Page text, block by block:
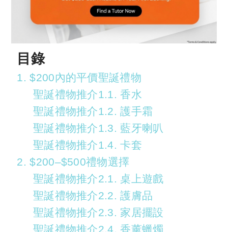
目錄
1. $200內的平價聖誕禮物
聖誕禮物推介1.1. 香水
聖誕禮物推介1.2. 護手霜
聖誕禮物推介1.3. 藍牙喇叭
聖誕禮物推介1.4. 卡套
2. $200–$500禮物選擇
聖誕禮物推介2.1. 桌上遊戲
聖誕禮物推介2.2. 護膚品
聖誕禮物推介2.3. 家居擺設
聖誕禮物推介2.4. 香薰蠟燭